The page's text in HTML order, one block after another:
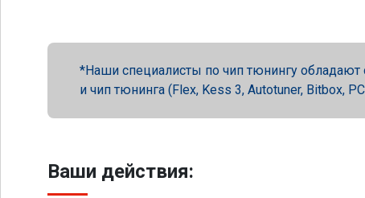
Наши специалисты по чип тюнингу
и чип тюнинга (Flex, Kess 3, Autotuner, Bitbox,
Ваши действия: